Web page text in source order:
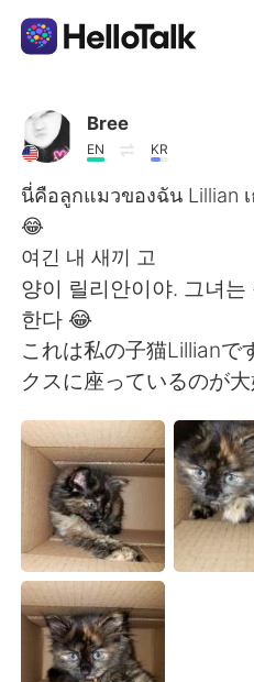
Appli d'échange
AI Grammar Checker
English
繁體中文
العربية
日本語 한국
Русский ไทย
Indonesia
Türkçe
Bree
EN KR
นี่คือลูกแมวของฉัน Lillian
😂
여긴 내 새끼 고
양이 릴리안이야. 그녀
한다 😂
これは私の子猫Lillianで
クスに座っているのが